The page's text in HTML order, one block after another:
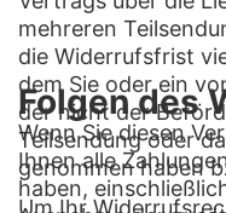
mehreren
die Widerrufsfrist
dem Sie oder ein
der nicht der
Teilsendung oder
genommen haben
Folgen des
Wenn Sie diesen
Ihnen alle
haben,